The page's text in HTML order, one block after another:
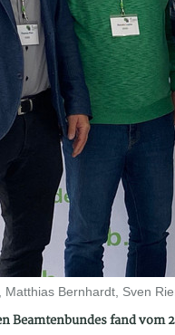
Bernhardt, Sven
Beamtenbundes fand vom